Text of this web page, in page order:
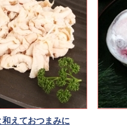
和えておつまみに